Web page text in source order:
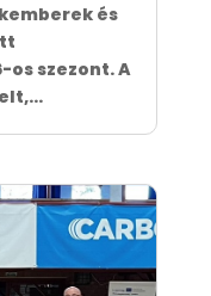
és
szezont. A